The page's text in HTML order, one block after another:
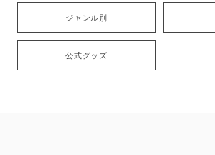
ジャンル別
公式グッズ